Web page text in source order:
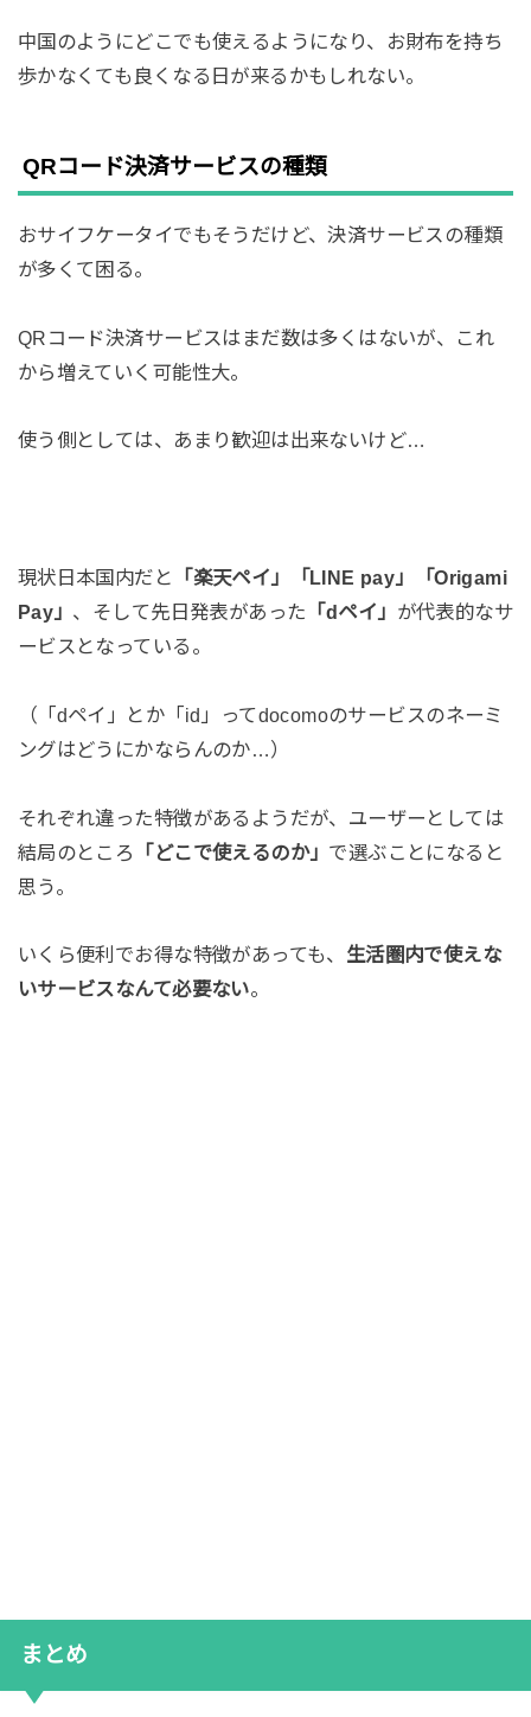
中国のようにどこでも使えるようになり、お財布を持ち
歩かなくても良くなる日が来るかもしれない。
QRコード決済サービスの種類
おサイフケータイでもそうだけど、決済サービスの種類
が多くて困る。
QRコード決済サービスはまだ数は多くはないが、これ
から増えていく可能性大。
使う側としては、あまり歓迎は出来ないけど…
現状日本国内だと
「楽天ペイ」「LINE pay」「Origami
Pay」 、そして先日発表があった 「dペイ」 が代表的なサ
ービスとなっている。
（「dペイ」とか「id」ってdocomoのサービスのネーミ
ングはどうにかならんのか…）
それぞれ違った特徴があるようだが、ユーザーとしては
結局のところ
「どこで使えるのか」 で選ぶことになると
思う。
いくら便利でお得な特徴があっても、 生活圏内で使えな
いサービスなんて必要ない。
まとめ